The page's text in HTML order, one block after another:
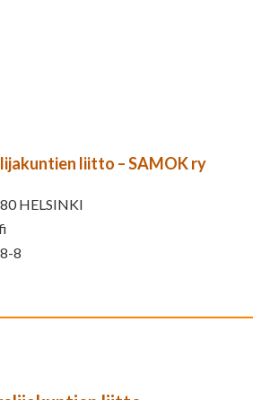
liitto – SAMOK ry
HELSINKI
8